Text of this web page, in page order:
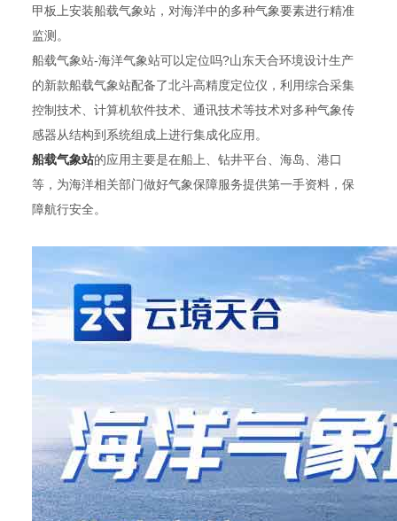
甲板上安装船载气象站，对海洋中的多种气象要素进行精准
监测。
船载气象站-海洋气象站可以定位吗?山东天合环境设计生产
的新款船载气象站配备了北斗高精度定位仪，利用综合采集
控制技术、计算机软件技术、通讯技术等技术对多种气象传
感器从结构到系统组成上进行集成化应用。
船载气象站的应用主要是在船上、钻井平台、海岛、港口
等，为海洋相关部门做好气象保障服务提供第一手资料，保
障航行安全。